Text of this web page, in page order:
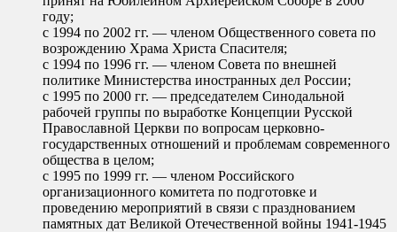
году;
с 1994 по 2002 гг. — членом Общественного совета по
возрождению Храма Христа Спасителя;
с 1994 по 1996 гг. — членом Совета по внешней
политике Министерства иностранных дел России;
с 1995 по 2000 гг. — председателем Синодальной
рабочей группы по выработке Концепции Русской
Православной Церкви по вопросам церковно-
государственных отношений и проблемам современного
общества в целом;
с 1995 по 1999 гг. — членом Российского
организационного комитета по подготовке и
проведению мероприятий в связи с празднованием
памятных дат Великой Отечественной войны 1941-1945